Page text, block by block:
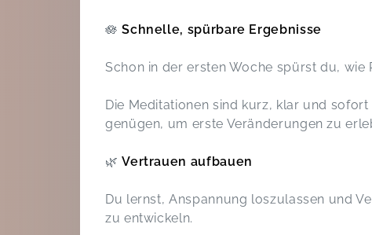
🪷Schnelle, spürbare Ergebnisse
Schon in der ersten Woche spürst du, wie
Die Meditationen sind kurz, klar und
genügen, um erste Veränderungen zu
🌿Vertrauen aufbauen
Du lernst, Anspannung loszulassen und
zu entwickeln.